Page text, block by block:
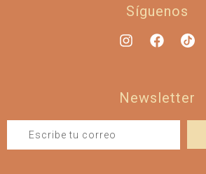
Síguenos
Newsletter